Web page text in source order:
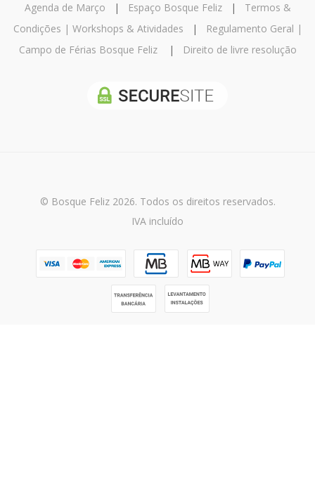
Agenda de Março | Espaço Bosque Feliz| Termos &
Condições | Workshops & Atividades |
Regulamento Geral |
Campo de Férias Bosque Feliz
| Direito de livre resolução
© Bosque Feliz 2026. Todos os direitos reservados.
IVA incluído